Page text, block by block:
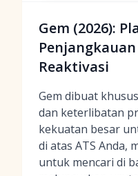
Gem (2026):
Reaktivasi
Gem dibuat
dan keterlibatan
kekuatan besar
di atas ATS Anda,
untuk mencari di